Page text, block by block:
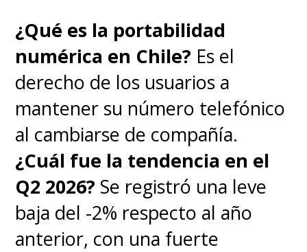
¿Qué es la portabilidad
numérica en Chile? Es el
derecho de los usuarios a
mantener su número telefónico
al cambiarse de compañía.
¿Cuál fue la tendencia en el
Q2 2026? Se registró una leve
baja del -2% respecto al año
anterior, con una fuerte